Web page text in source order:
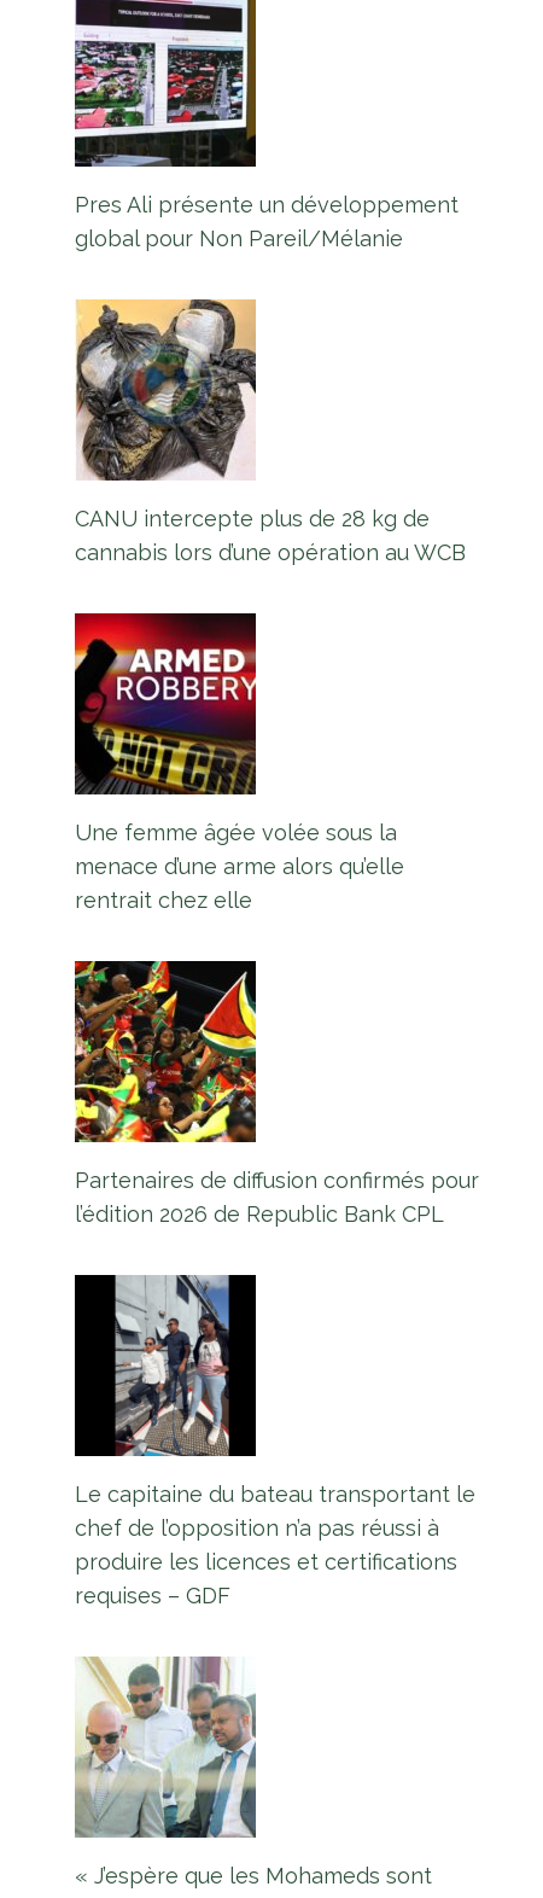
Le corps d’un membre d’équipage
disparu à bord d’une barge de
mélasse coulée retrouvé
Par L'équipe Europe Guyane 12 mars 2026
Pres Ali présente un développement
global pour Non Pareil/Mélanie
CANU intercepte plus de 28 kg de
cannabis lors d’une opération au WCB
Une femme âgée volée sous la
menace d’une arme alors qu’elle
rentrait chez elle
Partenaires de diffusion confirmés pour
l’édition 2026 de Republic Bank CPL
Le capitaine du bateau transportant le
chef de l’opposition n’a pas réussi à
produire les licences et certifications
requises – GDF
« J’espère que les Mohameds sont